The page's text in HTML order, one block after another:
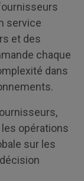
service
et des
chaque
dans
opérations
sur les